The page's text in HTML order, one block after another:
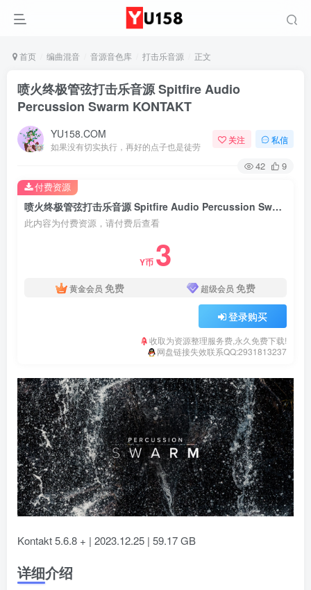
首页 编曲混音 音源音色库 打击乐音源 正文
喷火终极管弦打击乐音源 Spitfire Audio
Percussion Swarm KONTAKT
YU158.COM
如果没有切实执行，再好的点子也是徒劳
关注 私信
42 9
喷火终极管弦打击乐音源 Spitfire Audio Percussion Swarm KONTAKT
此内容为付费资源，请付费后查看
Y币 3
黄金会员 免费 超级会员 免费
登录购买
收取为资源整理服务费,永久免费下载!
网盘链接失效联系QQ:2931813237
付费资源
Kontakt 5.6.8 + | 2023.12.25 | 59.17 GB
详细介绍